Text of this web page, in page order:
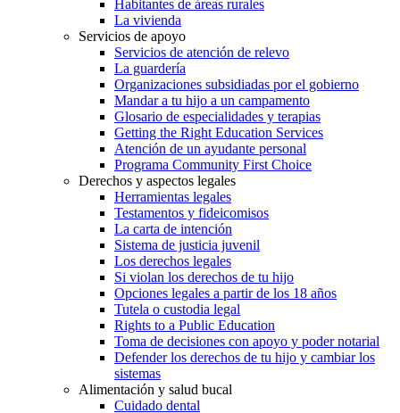
Habitantes de áreas rurales
La vivienda
Servicios de apoyo
Servicios de atención de relevo
La guardería
Organizaciones subsidiadas por el gobierno
Mandar a tu hijo a un campamento
Glosario de especialidades y terapias
Getting the Right Education Services
Atención de un ayudante personal
Programa Community First Choice
Derechos y aspectos legales
Herramientas legales
Testamentos y fideicomisos
La carta de intención
Sistema de justicia juvenil
Los derechos legales
Si violan los derechos de tu hijo
Opciones legales a partir de los 18 años
Tutela o custodia legal
Rights to a Public Education
Toma de decisiones con apoyo y poder notarial
Defender los derechos de tu hijo y cambiar los
sistemas
Alimentación y salud bucal
Cuidado dental